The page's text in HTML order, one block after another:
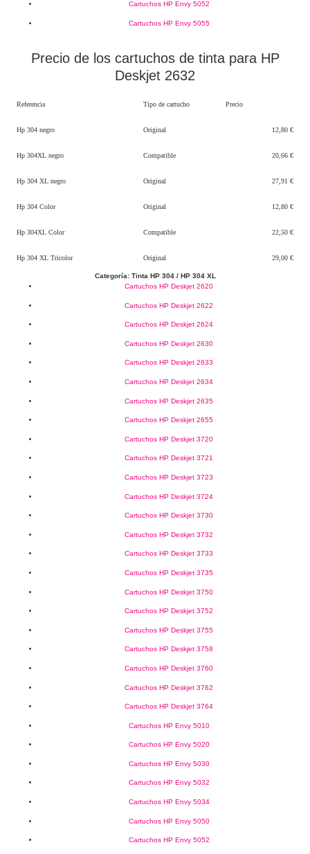
Cartuchos HP Envy 5052
Cartuchos HP Envy 5055
Precio de los cartuchos de tinta para HP
Deskjet 2632
Referencia Tipo de cartucho Precio
Hp 304 negro Original 12,80 €
Hp 304XL negro Compatible 20,66 €
Hp 304 XL negro Original 27,91 €
Hp 304 Color Original 12,80 €
Hp 304XL Color Compatible 22,50 €
Hp 304 XL Tricolor Original 29,00 €
Categoría: Tinta HP 304 / HP 304 XL
Cartuchos HP Deskjet 2620
Cartuchos HP Deskjet 2622
Cartuchos HP Deskjet 2624
Cartuchos HP Deskjet 2630
Cartuchos HP Deskjet 2633
Cartuchos HP Deskjet 2634
Cartuchos HP Deskjet 2635
Cartuchos HP Deskjet 2655
Cartuchos HP Deskjet 3720
Cartuchos HP Deskjet 3721
Cartuchos HP Deskjet 3723
Cartuchos HP Deskjet 3724
Cartuchos HP Deskjet 3730
Cartuchos HP Deskjet 3732
Cartuchos HP Deskjet 3733
Cartuchos HP Deskjet 3735
Cartuchos HP Deskjet 3750
Cartuchos HP Deskjet 3752
Cartuchos HP Deskjet 3755
Cartuchos HP Deskjet 3758
Cartuchos HP Deskjet 3760
Cartuchos HP Deskjet 3762
Cartuchos HP Deskjet 3764
Cartuchos HP Envy 5010
Cartuchos HP Envy 5020
Cartuchos HP Envy 5030
Cartuchos HP Envy 5032
Cartuchos HP Envy 5034
Cartuchos HP Envy 5050
Cartuchos HP Envy 5052